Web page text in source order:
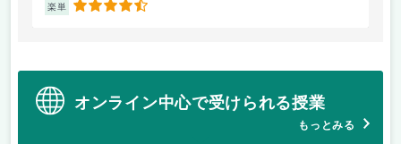
楽単 4.5
オンライン中心で受けられる授業
もっとみる